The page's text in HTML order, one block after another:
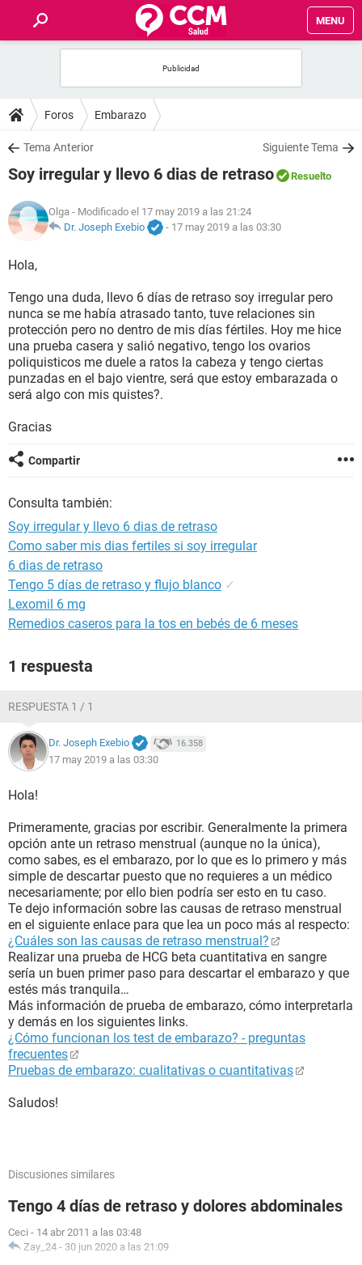
MENU
FOROS
SALUD
FAMILIA
NUTRICIÓN
BIENESTAR
SEXUALIDAD
GLOSARIO
Foros Embarazo
Tema Anterior Siguiente Tema
Soy irregular y llevo 6 dias de retraso Resuelto
Olga - Modificado el 17 may 2019 a las 21:24
Dr. Joseph Exebio
- 17 may 2019 a las 03:30
Hola,
Tengo una duda, llevo 6 días de retraso soy irregular pero
nunca se me había atrasado tanto, tuve relaciones sin
protección pero no dentro de mis días fértiles. Hoy me hice
una prueba casera y salió negativo, tengo los ovarios
poliquisticos me duele a ratos la cabeza y tengo ciertas
punzadas en el bajo vientre, será que estoy embarazada o
será algo con mis quistes?.
Gracias
Compartir
Consulta también:
Soy irregular y llevo 6 dias de retraso
Como saber mis dias fertiles si soy irregular
6 dias de retraso
Tengo 5 días de retraso y flujo blanco ✓
Lexomil 6 mg
Remedios caseros para la tos en bebés de 6 meses
1 respuesta
RESPUESTA 1 / 1
Dr. Joseph Exebio 16.358
17 may 2019 a las 03:30
Hola!
Primeramente, gracias por escribir. Generalmente la primera
opción ante un retraso menstrual (aunque no la única),
como sabes, es el embarazo, por lo que es lo primero y más
simple de descartar puesto que no requieres a un médico
necesariamente; por ello bien podría ser esto en tu caso.
Te dejo información sobre las causas de retraso menstrual
en el siguiente enlace para que lea un poco más al respecto:
¿Cuáles son las causas de retraso menstrual?
Realizar una prueba de HCG beta cuantitativa en sangre
sería un buen primer paso para descartar el embarazo y que
estés más tranquila…
Más información de prueba de embarazo, cómo interpretarla
y demás en los siguientes links.
¿Cómo funcionan los test de embarazo? - preguntas
frecuentes
Pruebas de embarazo: cualitativas o cuantitativas
Saludos!
Discusiones similares
Tengo 4 días de retraso y dolores abdominales
Ceci - 14 abr 2011 a las 03:48
Zay_24 - 30 jun 2020 a las 21:09